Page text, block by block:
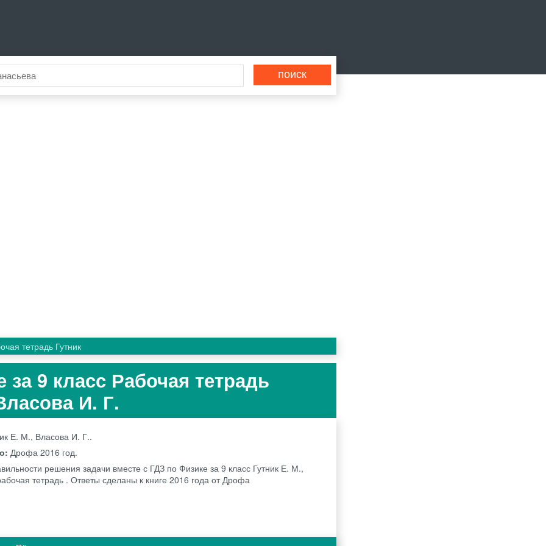
тетрадь Гутник
9 класс Рабочая тетрадь
И. Г.
Е. М., Власова И. Г..
Дрофа 2016 год.
решения задачи вместе с ГДЗ по Физике за 9 класс Гутник Е. М.,
тетрадь . Ответы сделаны к книге 2016 года от Дрофа